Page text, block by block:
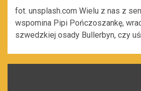
fot. unsplash.com Wielu z nas z
wspomina Pipi Pończoszankę,
szwedzkiej osady Bullerbyn, czy